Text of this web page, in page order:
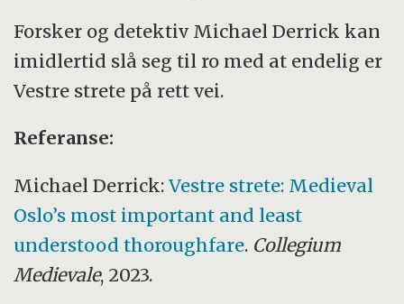
Forsker og detektiv Michael Derrick kan
imidlertid slå seg til ro med at endelig er
Vestre strete på rett vei.
Referanse:
Michael Derrick:Vestre strete: Medieval
Oslo’s most important and least
understood thoroughfare. Collegium
Medievale, 2023.